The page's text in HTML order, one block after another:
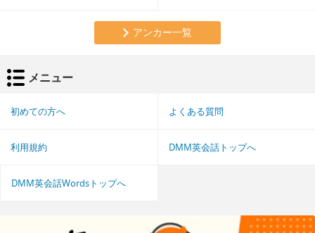
アンカー一覧
メニュー
初めての方へ よくある質問
利用規約 DMM英会話トップへ
DMM英会話Wordsトップへ